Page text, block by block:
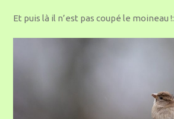
Et puis là il n’est pas coupé le moineau !: